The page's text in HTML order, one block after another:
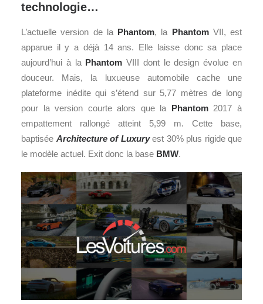
technologie…
L’actuelle version de la Phantom, la PhantomVII, est
apparue il y a déjà 14 ans. Elle laisse donc sa place
aujourd’hui à la Phantom VIII dont le design évolue en
douceur. Mais, la luxueuse automobile cache une
plateforme inédite qui s’étend sur 5,77 mètres de long
pour la version courte alors que la Phantom2017 à
empattement rallongé atteint 5,99 m. Cette base,
baptisée Architecture of Luxuryest 30% plus rigide que
le modèle actuel. Exit donc la base BMW.